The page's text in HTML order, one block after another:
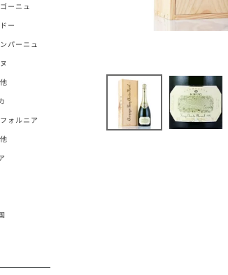
ボルドー
ローヌ
赤ワイン
スパークリング
価格帯から探す
お得な情報を受け取る
ーニュ
ー
パーニュ
ォルニア